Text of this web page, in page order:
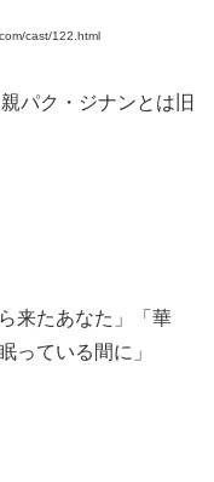
cast/122.html
パク・ジナンとは旧
来たあなた」「華
っている間に」